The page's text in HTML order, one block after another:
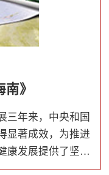
》
三年来，中央和国
显著成效，为推进
康发展提供了坚强
商会党组织和广大